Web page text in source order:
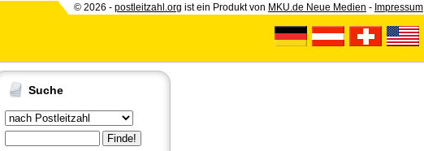
© 2026 - postleitzahl.org ist ein Produkt von MKU.de Neue Medien - Impressum
Suche